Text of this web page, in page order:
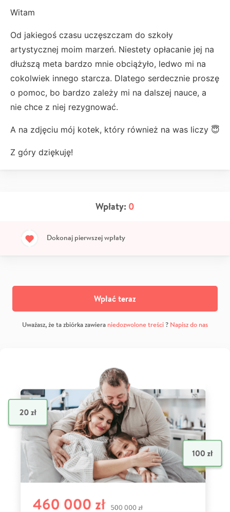
Witam
Od jakiegoś czasu uczęszczam do szkoły
artystycznej moim marzeń. Niestety opłacanie jej na
dłuższą meta bardzo mnie obciążyło, ledwo mi na
cokolwiek innego starcza. Dlatego serdecznie proszę
o pomoc, bo bardzo zależy mi na dalszej nauce, a
nie chce z niej rezygnować.
A na zdjęciu mój kotek, który również na was liczy 😇
Z góry dziękuję!
Wpłaty: 0
Dokonaj pierwszej wpłaty
Wpłać teraz
Uważasz, że ta zbiórka zawiera niedozwolone treści? Napisz do nas